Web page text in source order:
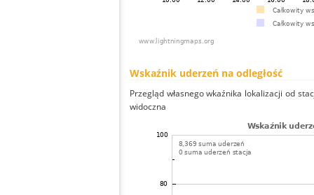
Wskaźnik uderzeń na odległość
Przegląd własnego wkaźnika lokalizacji od
widoczna